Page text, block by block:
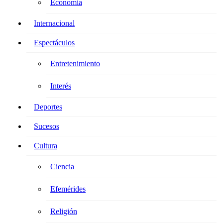
Economía
Internacional
Espectáculos
Entretenimiento
Interés
Deportes
Sucesos
Cultura
Ciencia
Efemérides
Religión